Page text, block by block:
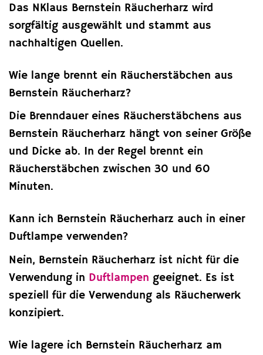
Das NKlaus Bernstein Räucherharz wird
sorgfältig ausgewählt und stammt aus
nachhaltigen Quellen.
Wie lange brennt ein Räucherstäbchen aus
Bernstein Räucherharz?
Die Brenndauer eines Räucherstäbchens aus
Bernstein Räucherharz hängt von seiner Größe
und Dicke ab. In der Regel brennt ein
Räucherstäbchen zwischen 30 und 60
Minuten.
Kann ich Bernstein Räucherharz auch in einer
Duftlampe verwenden?
Nein, Bernstein Räucherharz ist nicht für die
Verwendung in Duftlampen geeignet. Es ist
speziell für die Verwendung als Räucherwerk
konzipiert.
Wie lagere ich Bernstein Räucherharz am